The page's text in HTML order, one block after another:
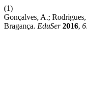
(1)
Gonçalves, A.;
Bragança. EduSer 2016, 6.